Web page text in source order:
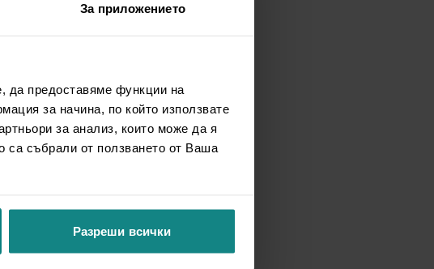
За приложението
да предоставяме функции на
за начина, по който използвате
за анализ, които може да я
са събрали от ползването от Ваша
Разреши всички